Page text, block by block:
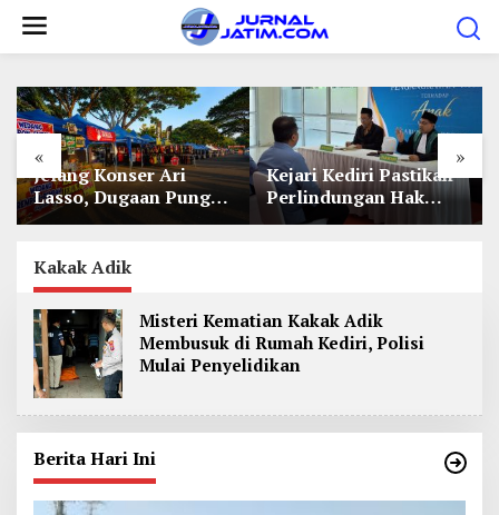
« »
Jelang Konser Ari
Lasso, Dugaan Pungli
Lapak UMKM di Hari
Kejari Kediri Pastikan
Perlindungan Hak
Anak Lewat Penetapan
Kakak Adik
Misteri Kematian Kakak Adik
Membusuk di Rumah Kediri, Polisi
Mulai Penyelidikan
Berita Hari Ini